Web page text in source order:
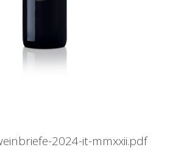
2024-it-mmxxii.pdf